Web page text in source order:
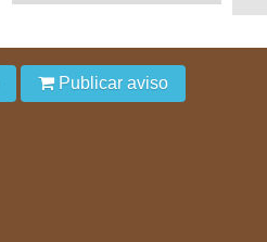
Publicar aviso